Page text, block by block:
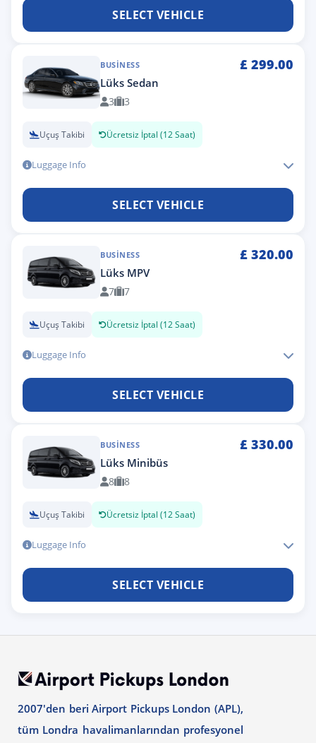
SELECT VEHICLE
BUSINESS £ 299.00
Lüks Sedan
3 3
Uçuş Takibi Ücretsiz İptal (12 Saat)
Luggage Info
SELECT VEHICLE
BUSINESS £ 320.00
Lüks MPV
7 7
Uçuş Takibi Ücretsiz İptal (12 Saat)
Luggage Info
SELECT VEHICLE
BUSINESS £ 330.00
Lüks Minibüs
8 8
Uçuş Takibi Ücretsiz İptal (12 Saat)
Luggage Info
SELECT VEHICLE
2007'den beri Airport Pickups London (APL),
tüm Londra havalimanlarından profesyonel